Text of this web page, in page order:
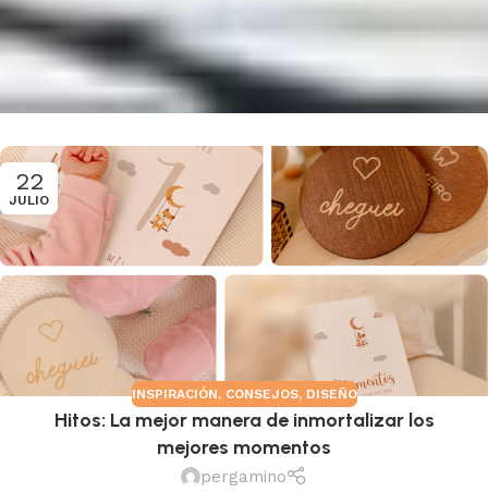
22
JULIO
INSPIRACIÓN, CONSEJOS, DISEÑO
Hitos: La mejor manera de inmortalizar los
mejores momentos
pergamino